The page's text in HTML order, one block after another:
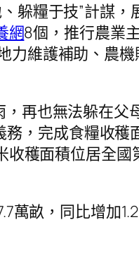
躲糧于技”計謀，
網8個，推行農業
力維護補助、農
再也無法躲在父
務，完成食糧收穫
收穫面積位居全國
萬畝，同比增加